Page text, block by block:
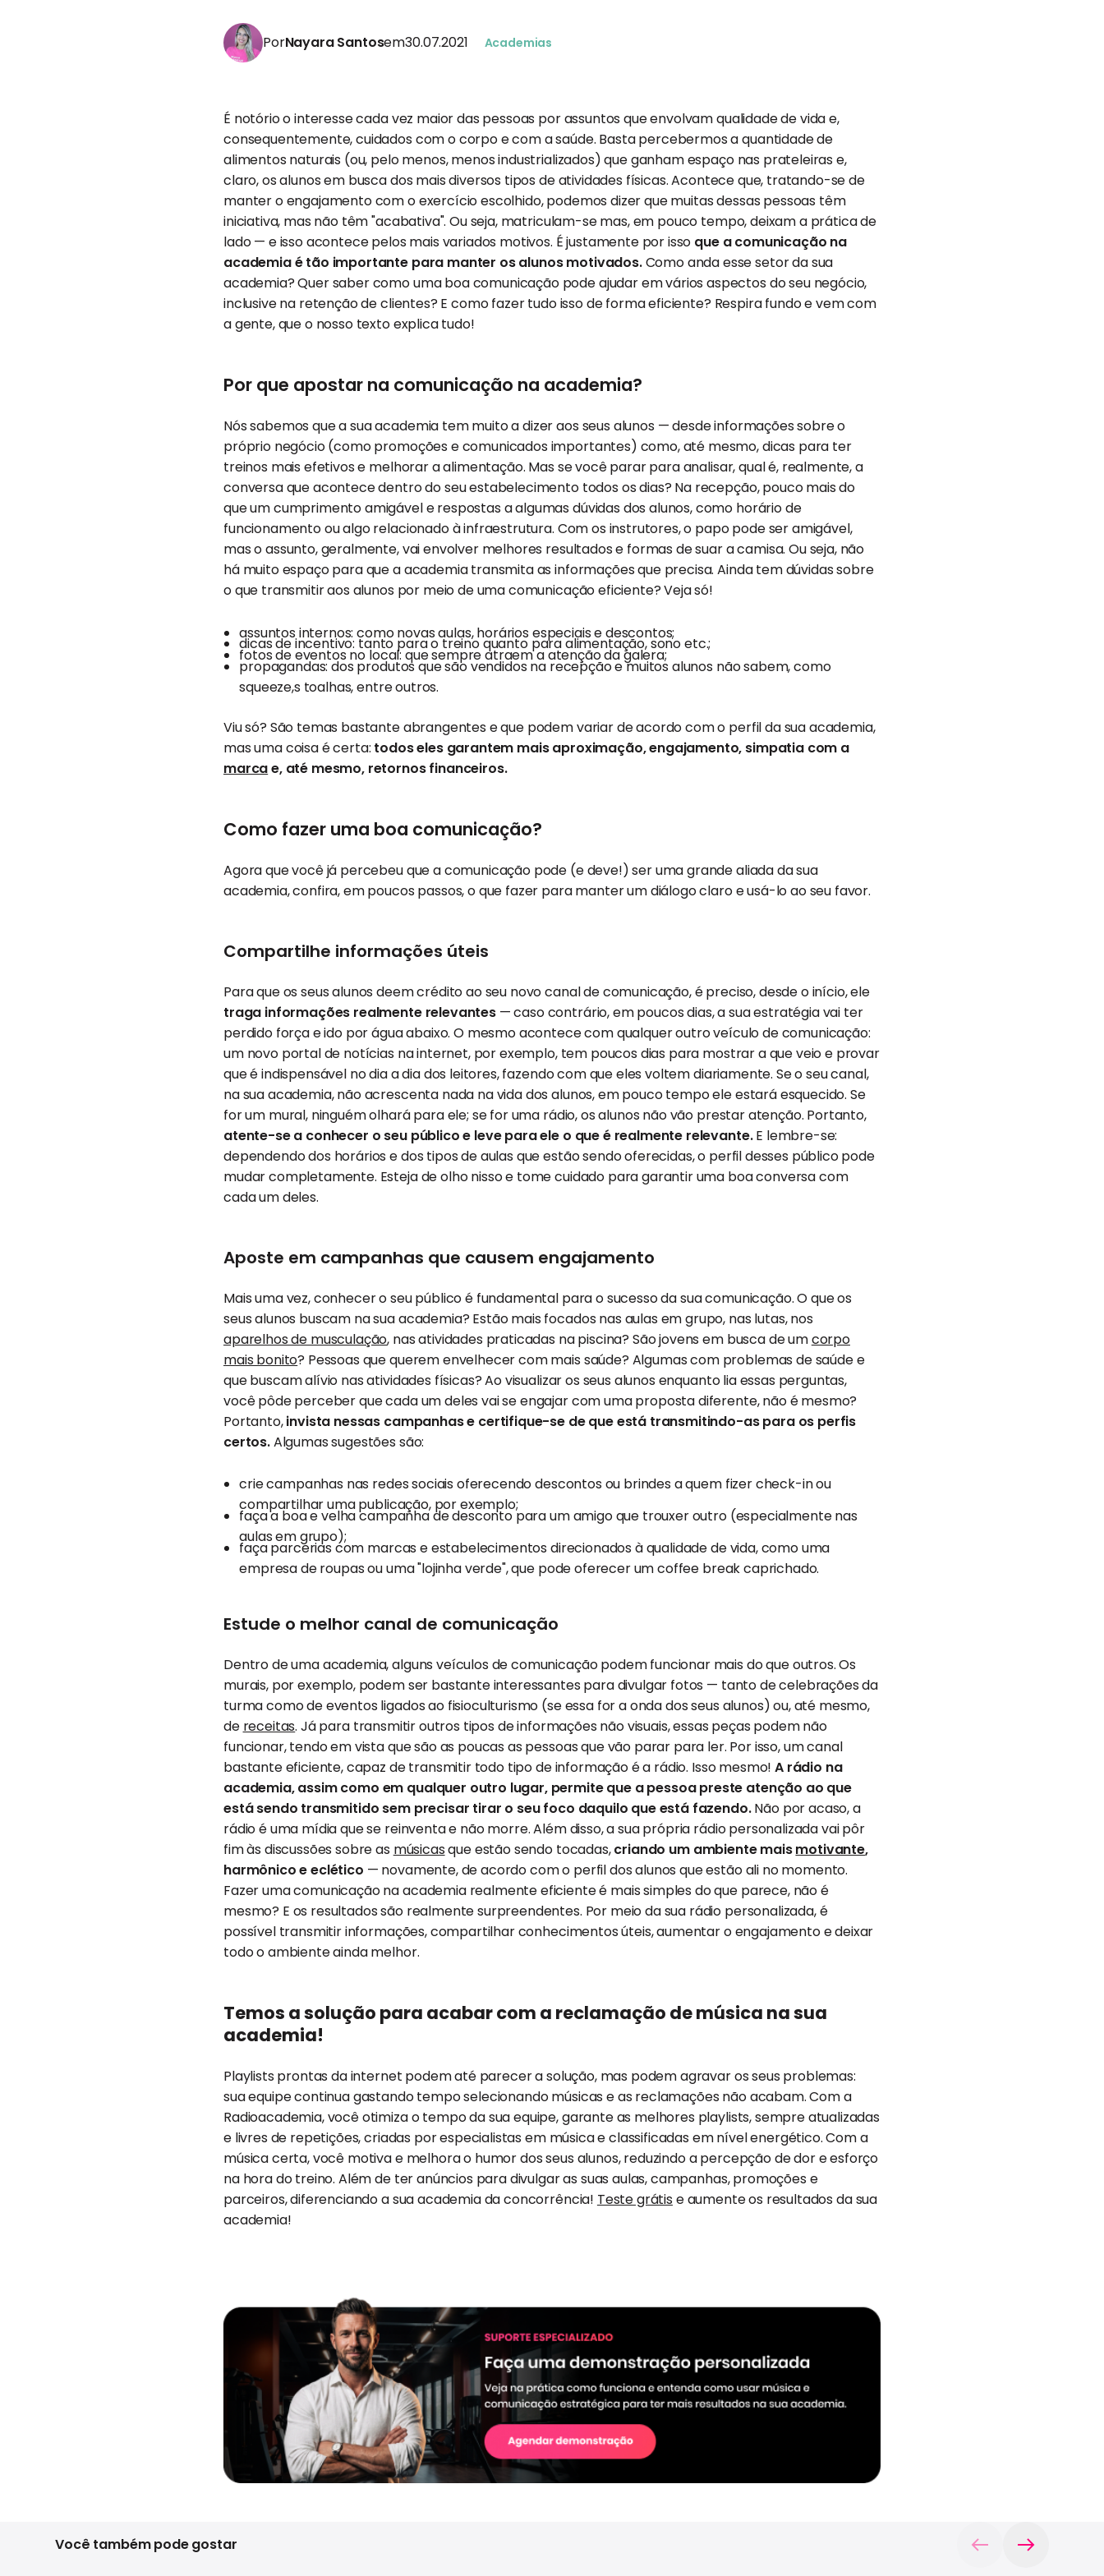
PorNayara Santosem30.07.2021 Academias
É notório o interesse cada vez maior das pessoas por assuntos que envolvam qualidade de vida e,
consequentemente, cuidados com o corpo e com a saúde. Basta percebermos a quantidade de
alimentos naturais (ou, pelo menos, menos industrializados) que ganham espaço nas prateleiras e,
claro, os alunos em busca dos mais diversos tipos de atividades físicas. Acontece que, tratando-se de
manter o engajamento com o exercício escolhido, podemos dizer que muitas dessas pessoas têm
iniciativa, mas não têm "acabativa". Ou seja, matriculam-se mas, em pouco tempo, deixam a prática de
lado — e isso acontece pelos mais variados motivos. É justamente por isso que a comunicação na
academia é tão importante para manter os alunos motivados.Como anda esse setor da sua
academia? Quer saber como uma boa comunicação pode ajudar em vários aspectos do seu negócio,
inclusive na retenção de clientes? E como fazer tudo isso de forma eficiente? Respira fundo e vem com
a gente, que o nosso texto explica tudo!
Por que apostar na comunicação na academia?
Nós sabemos que a sua academia tem muito a dizer aos seus alunos — desde informações sobre o
próprio negócio (como promoções e comunicados importantes) como, até mesmo, dicas para ter
treinos mais efetivos e melhorar a alimentação. Mas se você parar para analisar, qual é, realmente, a
conversa que acontece dentro do seu estabelecimento todos os dias? Na recepção, pouco mais do
que um cumprimento amigável e respostas a algumas dúvidas dos alunos, como horário de
funcionamento ou algo relacionado à infraestrutura. Com os instrutores, o papo pode ser amigável,
mas o assunto, geralmente, vai envolver melhores resultados e formas de suar a camisa. Ou seja, não
há muito espaço para que a academia transmita as informações que precisa. Ainda tem dúvidas sobre
o que transmitir aos alunos por meio de uma comunicação eficiente? Veja só!
assuntos internos: como novas aulas, horários especiais e descontos;
dicas de incentivo: tanto para o treino quanto para alimentação, sono etc.;
fotos de eventos no local: que sempre atraem a atenção da galera;
propagandas: dos produtos que são vendidos na recepção e muitos alunos não sabem, como
squeeze,s toalhas, entre outros.
Viu só? São temas bastante abrangentes e que podem variar de acordo com o perfil da sua academia,
mas uma coisa é certa: todos eles garantem mais aproximação, engajamento, simpatia com a
marcae, até mesmo, retornos financeiros.
Como fazer uma boa comunicação?
Agora que você já percebeu que a comunicação pode (e deve!) ser uma grande aliada da sua
academia, confira, em poucos passos, o que fazer para manter um diálogo claro e usá-lo ao seu favor.
Compartilhe informações úteis
Para que os seus alunos deem crédito ao seu novo canal de comunicação, é preciso, desde o início, ele
traga informações realmente relevantes— caso contrário, em poucos dias, a sua estratégia vai ter
perdido força e ido por água abaixo. O mesmo acontece com qualquer outro veículo de comunicação:
um novo portal de notícias na internet, por exemplo, tem poucos dias para mostrar a que veio e provar
que é indispensável no dia a dia dos leitores, fazendo com que eles voltem diariamente. Se o seu canal,
na sua academia, não acrescenta nada na vida dos alunos, em pouco tempo ele estará esquecido. Se
for um mural, ninguém olhará para ele; se for uma rádio, os alunos não vão prestar atenção. Portanto,
atente-se a conhecer o seu público e leve para ele o que é realmente relevante.E lembre-se:
dependendo dos horários e dos tipos de aulas que estão sendo oferecidas, o perfil desses público pode
mudar completamente. Esteja de olho nisso e tome cuidado para garantir uma boa conversa com
cada um deles.
Aposte em campanhas que causem engajamento
Mais uma vez, conhecer o seu público é fundamental para o sucesso da sua comunicação. O que os
seus alunos buscam na sua academia? Estão mais focados nas aulas em grupo, nas lutas, nos
aparelhos de musculação, nas atividades praticadas na piscina? São jovens em busca de umcorpo
mais bonito? Pessoas que querem envelhecer com mais saúde? Algumas com problemas de saúde e
que buscam alívio nas atividades físicas? Ao visualizar os seus alunos enquanto lia essas perguntas,
você pôde perceber que cada um deles vai se engajar com uma proposta diferente, não é mesmo?
Portanto,invista nessas campanhas e certifique-se de que está transmitindo-as para os perfis
certos.Algumas sugestões são:
crie campanhas nas redes sociais oferecendo descontos ou brindes a quem fizer check-in ou
compartilhar uma publicação, por exemplo;
faça a boa e velha campanha de desconto para um amigo que trouxer outro (especialmente nas
aulas em grupo);
faça parcerias com marcas e estabelecimentos direcionados à qualidade de vida, como uma
empresa de roupas ou uma "lojinha verde", que pode oferecer um coffee break caprichado.
Estude o melhor canal de comunicação
Dentro de uma academia, alguns veículos de comunicação podem funcionar mais do que outros. Os
murais, por exemplo, podem ser bastante interessantes para divulgar fotos — tanto de celebrações da
turma como de eventos ligados ao fisioculturismo (se essa for a onda dos seus alunos) ou, até mesmo,
de receitas. Já para transmitir outros tipos de informações não visuais, essas peças podem não
funcionar, tendo em vista que são as poucas as pessoas que vão parar para ler. Por isso, um canal
bastante eficiente, capaz de transmitir todo tipo de informação é a rádio. Isso mesmo!A rádio na
academia, assim como em qualquer outro lugar, permite que a pessoa preste atenção ao que
está sendo transmitido sem precisar tirar o seu foco daquilo que está fazendo.Não por acaso, a
rádio é uma mídia que se reinventa e não morre. Além disso, a sua própria rádio personalizada vai pôr
fim às discussões sobre as músicasque estão sendo tocadas,criando um ambiente maismotivante,
harmônico e eclético — novamente, de acordo com o perfil dos alunos que estão ali no momento.
Fazer uma comunicação na academia realmente eficiente é mais simples do que parece, não é
mesmo? E os resultados são realmente surpreendentes. Por meio da sua rádio personalizada, é
possível transmitir informações, compartilhar conhecimentos úteis, aumentar o engajamento e deixar
todo o ambiente ainda melhor.
Temos a solução para acabar com a reclamação de música na sua
academia!
Playlists prontas da internet podem até parecer a solução, mas podem agravar os seus problemas:
sua equipe continua gastando tempo selecionando músicas e as reclamações não acabam. Com a
Radioacademia, você otimiza o tempo da sua equipe, garante as melhores playlists, sempre atualizadas
e livres de repetições, criadas por especialistas em música e classificadas em nível energético. Com a
música certa, você motiva e melhora o humor dos seus alunos, reduzindo a percepção de dor e esforço
na hora do treino. Além de ter anúncios para divulgar as suas aulas, campanhas, promoções e
parceiros, diferenciando a sua academia da concorrência! Teste grátis e aumente os resultados da sua
academia!
Você também pode gostar